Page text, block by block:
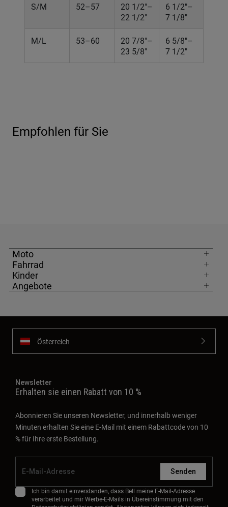
S/M 52–57
20 1/2"–
22 1/2"
6 1/2"–
7 1/8"
M/L 53–60
20 7/8"–
23 5/8"
6 5/8"–
7 1/2"
Empfohlen für Sie
Moto
Fahrrad
Kinder
Angebote
Österreich
Newsletter
Erhalten sie einen Rabatt von 10 %
Abonnieren Sie unseren Newsletter, und innerhalb weniger
Minuten erhalten Sie eine E-Mail mit einem Rabattcode von 10
% für Ihre erste Bestellung.
Senden
Ich bin damit einverstanden, dass Bell meine E-Mail-Adresse
verarbeitet und mir Werbe-E-Mails in Übereinstimmung mit den